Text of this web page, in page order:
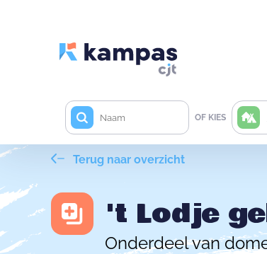
OF KIES
Terug naar overzicht
't Lodje
Onderdeel van